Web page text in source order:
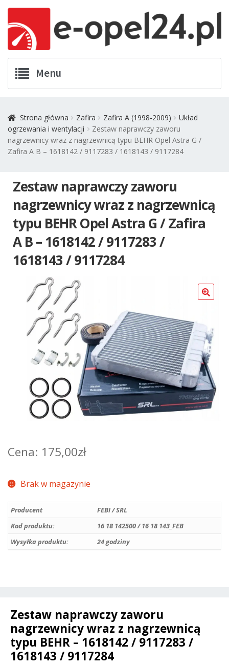
nawigacji
treści
Menu
Zamówienia
Koszyk
Promocje
Poradniki
Strona główna Zafira Zafira A (1998-2009)
Układ
ogrzewania i wentylacji
Zestaw naprawczy zaworu
nagrzewnicy wraz z nagrzewnicą typu BEHR Opel Astra G /
Zafira A B – 1618142 / 9117283 / 1618143 / 9117284
Zestaw naprawczy zaworu
nagrzewnicy wraz z nagrzewnicą
typu BEHR Opel Astra G / Zafira
A B – 1618142 / 9117283 /
1618143 / 9117284
175,00zł
Brak w magazynie
Producent
FEBI / SRL
Kod produktu:
16 18 142500 / 16 18 143_FEB
Wysyłka produktu:
24 godziny
Zestaw naprawczy zaworu
nagrzewnicy wraz z nagrzewnicą
typu BEHR – 1618142 / 9117283 /
1618143 / 9117284